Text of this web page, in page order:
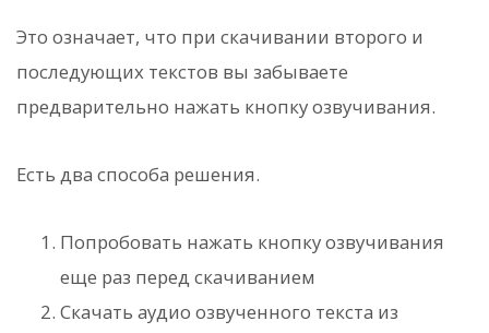
Это означает, что при скачивании второго и
последующих текстов вы забываете
предварительно нажать кнопку озвучивания.
Есть два способа решения.
Попробовать нажать кнопку озвучивания
еще раз перед скачиванием
Скачать аудио озвученного текста из